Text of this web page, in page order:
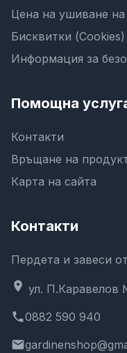
Цена на ушиване на
Бисквитки (Cookies)
Информация за
Помощна
Контакти
Връщане на
Карта на сайта
Контакти
Пердета и завеси
location_on ул. П.Каравелов
phone0882 590 940
email